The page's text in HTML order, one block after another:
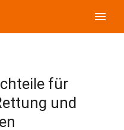
menu
für
und